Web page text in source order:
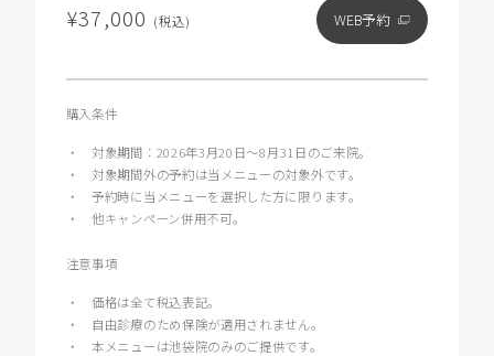
¥37,000 (税込) WEB予約
購入条件
・ 対象期間：2026年3月20日〜8月31日のご来院。
・ 対象期間外の予約は当メニューの対象外です。
・予約時に当メニューを選択した方に限ります。
・他キャンペーン併用不可。
注意事項
・価格は全て税込表記。
・
自由診療のため保険が適用されません。
・本メニューは池袋院のみのご提供です。